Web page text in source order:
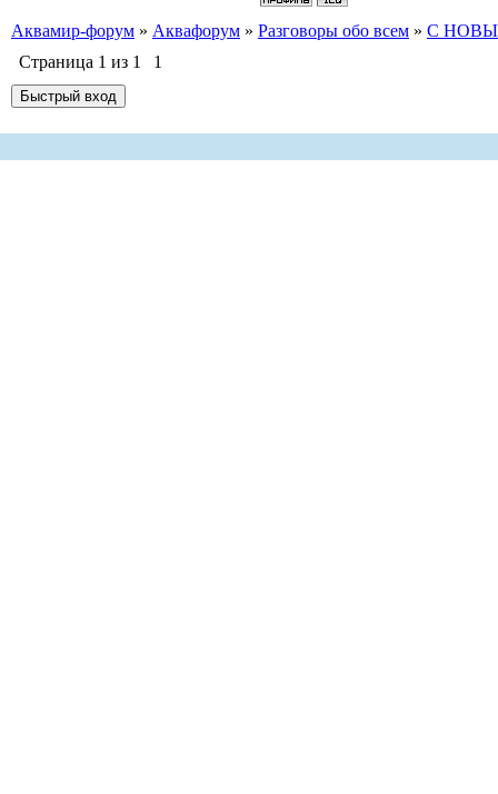
Аквамир-форум » Аквафорум » Разговоры обо всем » С
Страница 1 из 1 1